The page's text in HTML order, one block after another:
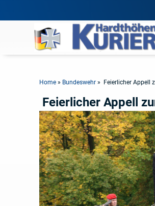
Home » Bundeswehr » Feierlicher Appell
Feierlicher Appell